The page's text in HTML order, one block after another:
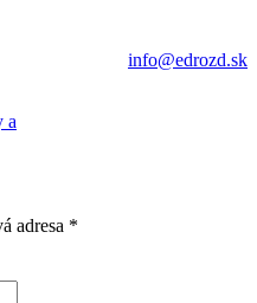
info@edrozd.sk
adresa *